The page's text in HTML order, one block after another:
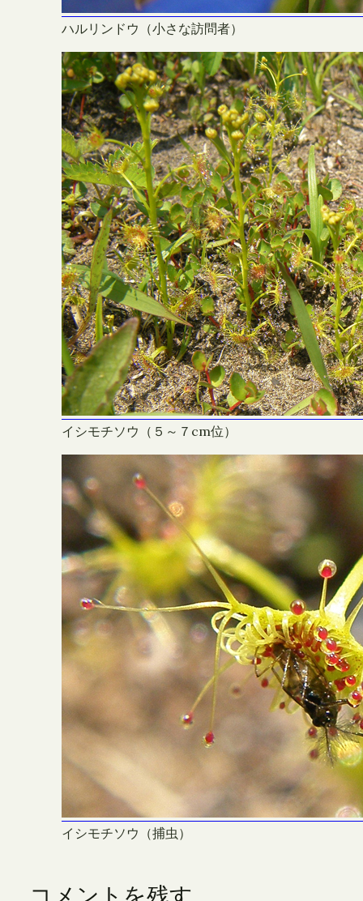
ハルリンドウ（小さな訪問者）
イシモチソウ（５～７cm位）
イシモチソウ（捕虫）